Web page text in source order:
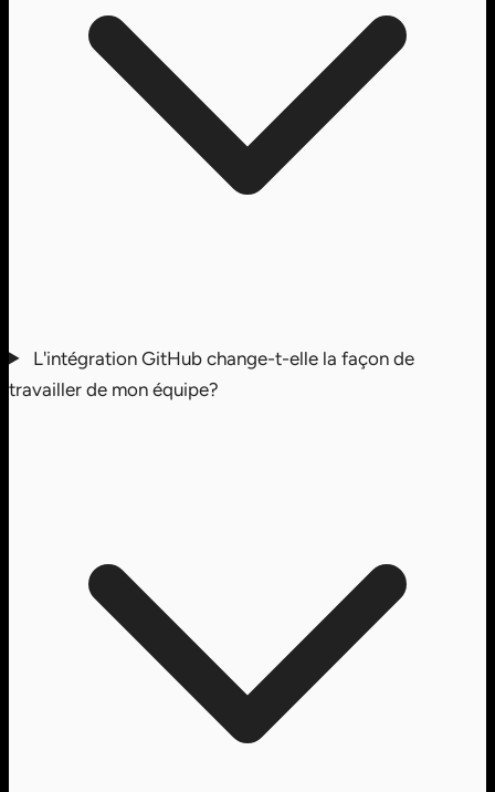
L'intégration GitHub change-t-elle la façon de
travailler de mon équipe?